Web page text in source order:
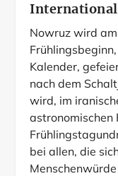
Nowruz wird
Kalender,
nach dem
wird, im
astronomischen
bei allen, die